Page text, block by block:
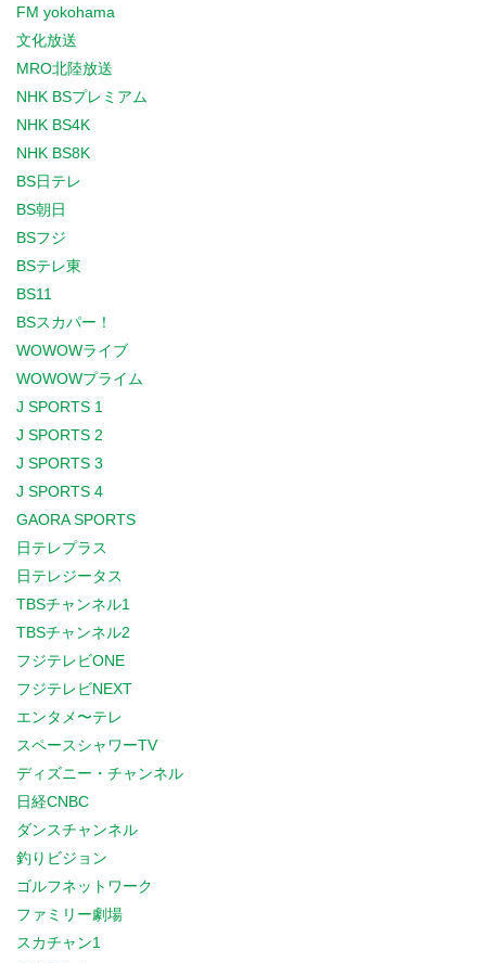
FM yokohama
文化放送
MRO北陸放送
NHK BSプレミアム
NHK BS4K
NHK BS8K
BS日テレ
BS朝日
BSフジ
BSテレ東
BS11
BSスカパー！
WOWOWライブ
WOWOWプライム
J SPORTS 1
J SPORTS 2
J SPORTS 3
J SPORTS 4
GAORA SPORTS
日テレプラス
日テレジータス
TBSチャンネル1
TBSチャンネル2
フジテレビONE
フジテレビNEXT
エンタメ〜テレ
スペースシャワーTV
ディズニー・チャンネル
日経CNBC
ダンスチャンネル
釣りビジョン
ゴルフネットワーク
ファミリー劇場
スカチャン1